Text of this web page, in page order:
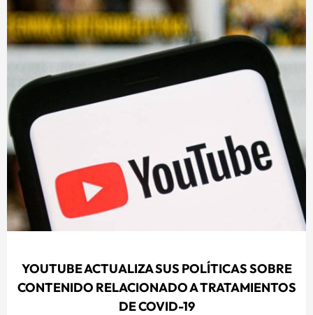
YOUTUBE ACTUALIZA SUS POLÍTICAS SOBRE
CONTENIDO RELACIONADO A TRATAMIENTOS
DE COVID-19